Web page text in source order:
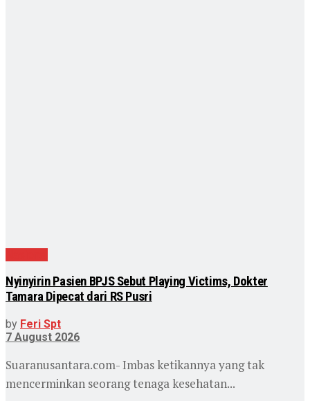
Nyinyirin Pasien BPJS Sebut Playing Victims, Dokter
Tamara Dipecat dari RS Pusri
by Feri Spt
7 August 2026
Suaranusantara.com- Imbas ketikannya yang tak
mencerminkan seorang tenaga kesehatan...